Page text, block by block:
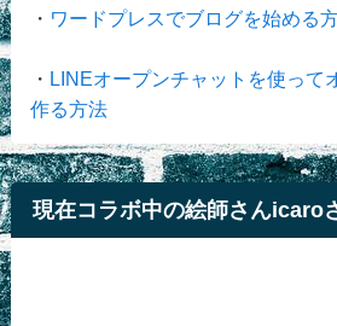
・ ワードプレスでブログを始める
・ LINEオープンチャットを使って
作る方法
現在コラボ中の絵師さんicaro